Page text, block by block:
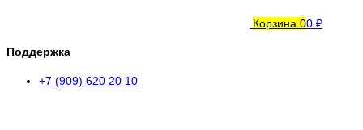
Корзина 00 ₽
Поддержка
+7 (909) 620 20 10